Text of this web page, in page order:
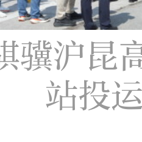
骥沪昆
站投